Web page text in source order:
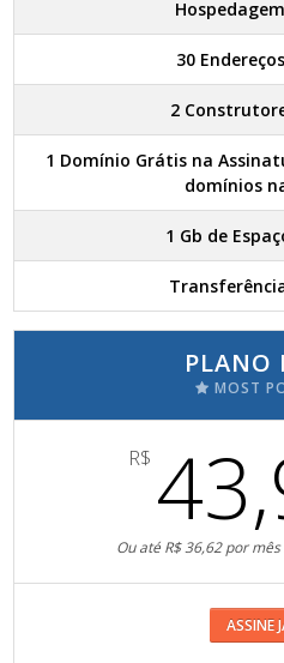
30
2
1 Domínio Grátis na
domínios
1 Gb de
PLANO
MOST
R$
Ou até R$ 36,62 por
ASSINE